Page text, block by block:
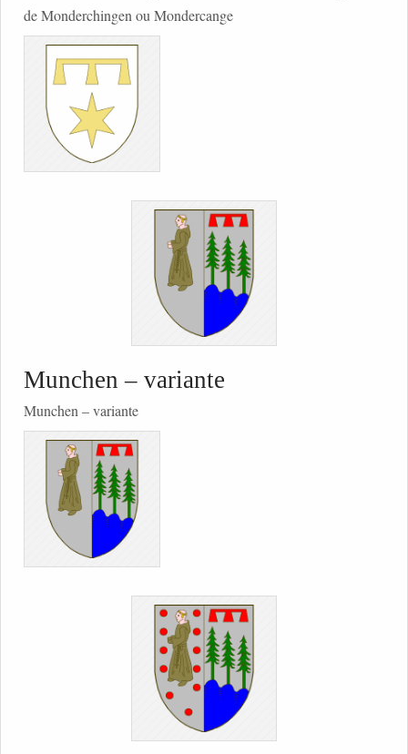
de Monderchingen ou Mondercange
Munchen – variante
Munchen – variante